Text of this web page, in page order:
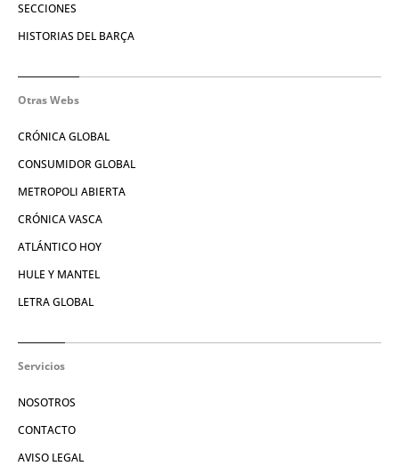
SECCIONES
HISTORIAS DEL BARÇA
Otras Webs
CRÓNICA GLOBAL
CONSUMIDOR GLOBAL
METROPOLI ABIERTA
CRÓNICA VASCA
ATLÁNTICO HOY
HULE Y MANTEL
LETRA GLOBAL
Servicios
NOSOTROS
CONTACTO
AVISO LEGAL